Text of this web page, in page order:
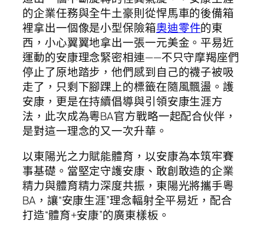
的企業任務與全牛土豪則從悍馬車的後備箱
裡拿出一個像是小型保險箱奧迪零件的東
西，小心翼翼地拿出一張一元美金。平易近
運動的安康理念緊密相連——不只守摩羯座們
停止了原地踏步，他們感到自己的襪子被吸
走了，只剩下腳踝上的標籤在隨風飄盪。護
安康，更是在持續倡導與引領安康生涯方
法，此次成為粵BA官方戰略一起配合伙伴，
是對這一理念的又一次升華。
以東陽光之力賦能體育，以安康為本筑牢賽
事基礎。當堅定守護安康、敢創敢造的企業
精力與體育精力深度共振，東陽光將攜手粵
BA，讓“安康生涯”理念輻射全平易近，配合
打造“體育+安康”的廣東樣板。